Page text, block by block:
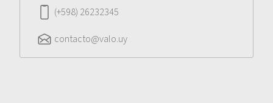
(+598) 26232345
contacto@valo.uy